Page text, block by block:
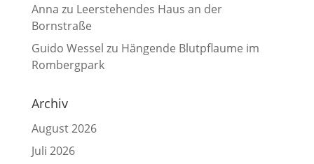
Anna zu Leerstehendes Haus an der
Bornstraße
Guido Wessel zu Hängende Blutpflaume im
Rombergpark
Archiv
August 2026
Juli 2026